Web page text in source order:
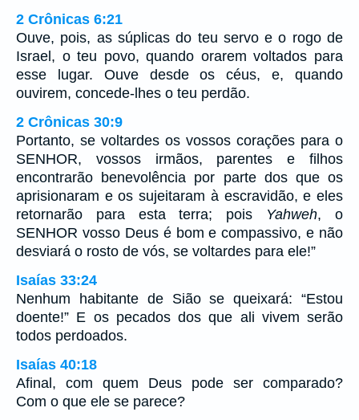
2 Crônicas 6:21
Ouve, pois, as súplicas do teu servo e o rogo de
Israel, o teu povo, quando orarem voltados para
esse lugar. Ouve desde os céus, e, quando
ouvirem, concede-lhes o teu perdão.
2 Crônicas 30:9
Portanto, se voltardes os vossos corações para o
SENHOR, vossos irmãos, parentes e filhos
encontrarão benevolência por parte dos que os
aprisionaram e os sujeitaram à escravidão, e eles
retornarão para esta terra; pois Yahweh, o
SENHOR vosso Deus é bom e compassivo, e não
desviará o rosto de vós, se voltardes para ele!”
Isaías 33:24
Nenhum habitante de Sião se queixará: “Estou
doente!” E os pecados dos que ali vivem serão
todos perdoados.
Isaías 40:18
Afinal, com quem Deus pode ser comparado?
Com o que ele se parece?